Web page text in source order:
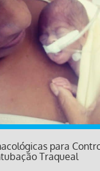
para
Traqueal